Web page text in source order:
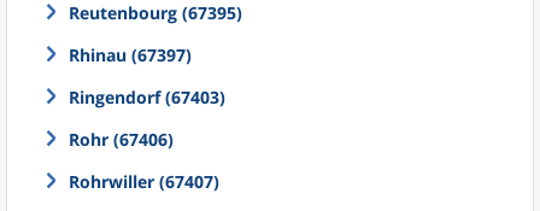
Reutenbourg (67395)
Rhinau (67397)
Ringendorf (67403)
Rohr (67406)
Rohrwiller (67407)